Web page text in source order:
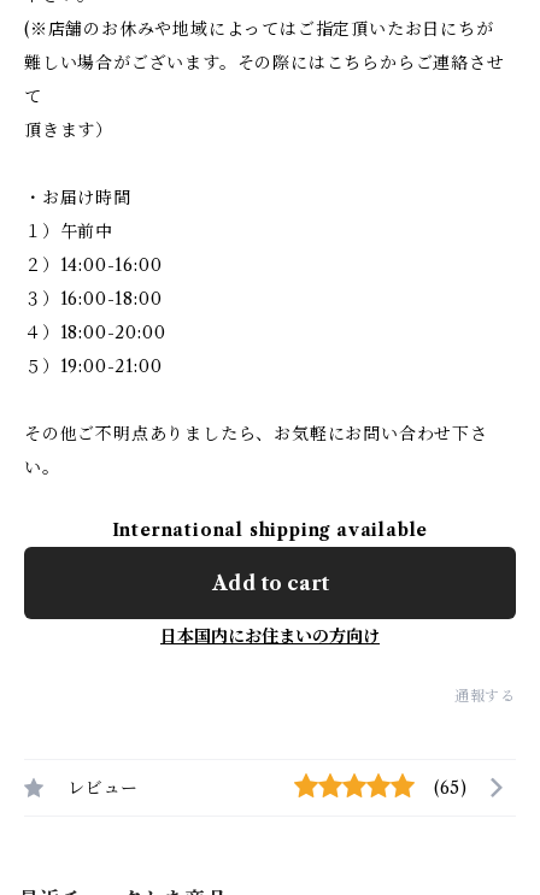
(※店舗のお休みや地域によってはご指定頂いたお日にちが
難しい場合がございます。その際にはこちらからご連絡させ
て
頂きます）
・お届け時間
１）午前中
２）14:00-16:00
３）16:00-18:00
４）18:00-20:00
５）19:00-21:00
その他ご不明点ありましたら、お気軽にお問い合わせ下さ
い。
International shipping available
Add to cart
日本国内にお住まいの方向け
通報する
レビュー (65)